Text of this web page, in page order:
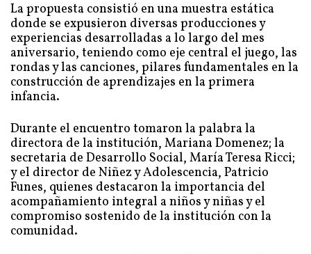
La propuesta consistió en una muestra estática
donde se expusieron diversas producciones y
experiencias desarrolladas a lo largo del mes
aniversario, teniendo como eje central el juego, las
rondas y las canciones, pilares fundamentales en la
construcción de aprendizajes en la primera
infancia.
Durante el encuentro tomaron la palabra la
directora de la institución, Mariana Domenez; la
secretaria de Desarrollo Social, María Teresa Ricci;
y el director de Niñez y Adolescencia, Patricio
Funes, quienes destacaron la importancia del
acompañamiento integral a niños y niñas y el
compromiso sostenido de la institución con la
comunidad.